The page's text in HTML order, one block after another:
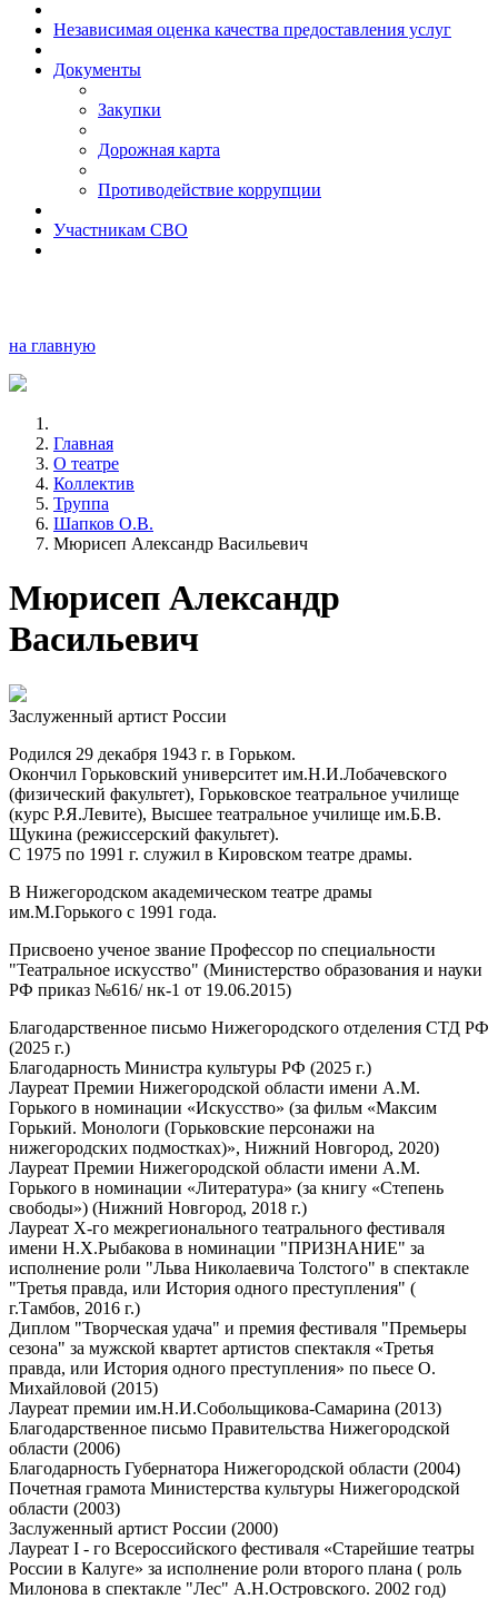
Независимая оценка качества предоставления услуг
Документы
Закупки
Дорожная карта
Противодействие коррупции
Участникам СВО
на главную
Главная
О театре
Коллектив
Труппа
Шапков О.В.
Мюрисеп Александр Васильевич
Мюрисеп Александр
Васильевич
Заслуженный артист России
Родился 29 декабря 1943 г. в Горьком.
Окончил Горьковский университет им.Н.И.Лобачевского
(физический факультет), Горьковское театральное училище
(курс Р.Я.Левите), Высшее театральное училище им.Б.В.
Щукина (режиссерский факультет).
С 1975 по 1991 г. служил в Кировском театре драмы.
В Нижегородском академическом театре драмы
им.М.Горького с 1991 года.
Присвоено ученое звание Профессор по специальности
"Театральное искусство" (Министерство образования и науки
РФ приказ №616/ нк-1 от 19.06.2015)
Благодарственное письмо Нижегородского отделения СТД РФ
(2025 г.)
Благодарность Министра культуры РФ (2025 г.)
Лауреат Премии Нижегородской области имени А.М.
Горького в номинации «Искусство» (за фильм «Максим
Горький. Монологи (Горьковские персонажи на
нижегородских подмостках)», Нижний Новгород, 2020)
Лауреат Премии Нижегородской области имени А.М.
Горького в номинации «Литература» (за книгу «Степень
свободы») (Нижний Новгород, 2018 г.)
Лауреат Х-го межрегионального театрального фестиваля
имени Н.Х.Рыбакова в номинации "ПРИЗНАНИЕ" за
исполнение роли "Льва Николаевича Толстого" в спектакле
"Третья правда, или История одного преступления" (
г.Тамбов, 2016 г.)
Диплом "Творческая удача" и премия фестиваля "Премьеры
сезона" за мужской квартет артистов спектакля «Третья
правда, или История одного преступления» по пьесе О.
Михайловой (2015)
Лауреат премии им.Н.И.Собольщикова-Самарина (2013)
Благодарственное письмо Правительства Нижегородской
области (2006)
Благодарность Губернатора Нижегородской области (2004)
Почетная грамота Министерства культуры Нижегородской
области (2003)
Заслуженный артист России (2000)
Лауреат I - го Всероссийского фестиваля «Старейшие театры
России в Калуге» за исполнение роли второго плана ( роль
Милонова в спектакле "Лес" А.Н.Островского. 2002 год)